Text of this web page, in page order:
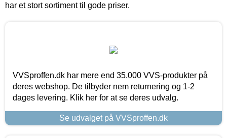
har et stort sortiment til gode priser.
VVSproffen.dk har mere end 35.000 VVS-produkter på
deres webshop. De tilbyder nem returnering og 1-2
dages levering. Klik her for at se deres udvalg.
Se udvalget på VVSproffen.dk